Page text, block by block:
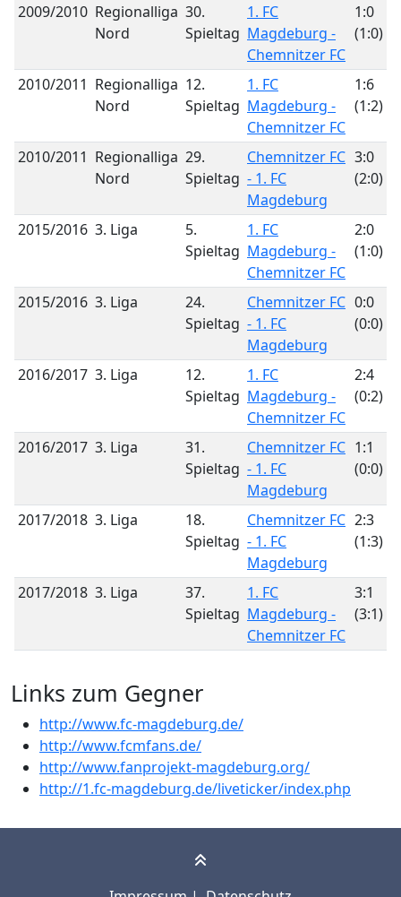
2009/2010 Regionalliga
Nord
30.
Spieltag
1. FC
Magdeburg -
Chemnitzer FC
1:0
(1:0)
2010/2011 Regionalliga
Nord
12.
Spieltag
1. FC
Magdeburg -
Chemnitzer FC
1:6
(1:2)
2010/2011 Regionalliga
Nord
29.
Spieltag
Chemnitzer FC
- 1. FC
Magdeburg
3:0
(2:0)
2015/2016 3. Liga
5.
Spieltag
1. FC
Magdeburg -
Chemnitzer FC
2:0
(1:0)
2015/2016 3. Liga
24.
Spieltag
Chemnitzer FC
- 1. FC
Magdeburg
0:0
(0:0)
2016/2017 3. Liga
12.
Spieltag
1. FC
Magdeburg -
Chemnitzer FC
2:4
(0:2)
2016/2017 3. Liga
31.
Spieltag
Chemnitzer FC
- 1. FC
Magdeburg
1:1
(0:0)
2017/2018 3. Liga
18.
Spieltag
Chemnitzer FC
- 1. FC
Magdeburg
2:3
(1:3)
2017/2018 3. Liga
37.
Spieltag
1. FC
Magdeburg -
Chemnitzer FC
3:1
(3:1)
Links zum Gegner
http://www.fc-magdeburg.de/
http://www.fcmfans.de/
http://www.fanprojekt-magdeburg.org/
http://1.fc-magdeburg.de/liveticker/index.php